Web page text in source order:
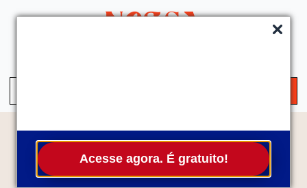
Acesse agora. É gratuito!
Temas